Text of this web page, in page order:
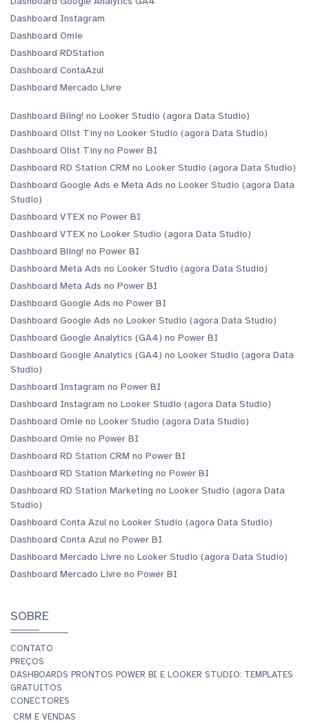
Dashboard Instagram
Dashboard Omie
Dashboard RDStation
Dashboard ContaAzul
Dashboard Mercado Livre
Dashboard Bling! no Looker Studio (agora Data Studio)
Dashboard Olist Tiny no Looker Studio (agora Data Studio)
Dashboard Olist Tiny no Power BI
Dashboard RD Station CRM no Looker Studio (agora Data Studio)
Dashboard Google Ads e Meta Ads no Looker Studio (agora Data
Studio)
Dashboard VTEX no Power BI
Dashboard VTEX no Looker Studio (agora Data Studio)
Dashboard Bling! no Power BI
Dashboard Meta Ads no Looker Studio (agora Data Studio)
Dashboard Meta Ads no Power BI
Dashboard Google Ads no Power BI
Dashboard Google Ads no Looker Studio (agora Data Studio)
Dashboard Google Analytics (GA4) no Power BI
Dashboard Google Analytics (GA4) no Looker Studio (agora Data
Studio)
Dashboard Instagram no Power BI
Dashboard Instagram no Looker Studio (agora Data Studio)
Dashboard Omie no Looker Studio (agora Data Studio)
Dashboard Omie no Power BI
Dashboard RD Station CRM no Power BI
Dashboard RD Station Marketing no Power BI
Dashboard RD Station Marketing no Looker Studio (agora Data
Studio)
Dashboard Conta Azul no Looker Studio (agora Data Studio)
Dashboard Conta Azul no Power BI
Dashboard Mercado Livre no Looker Studio (agora Data Studio)
Dashboard Mercado Livre no Power BI
SOBRE
CONTATO
PREÇOS
DASHBOARDS PRONTOS POWER BI E LOOKER STUDIO: TEMPLATES
GRATUITOS
CONECTORES
CRM E VENDAS